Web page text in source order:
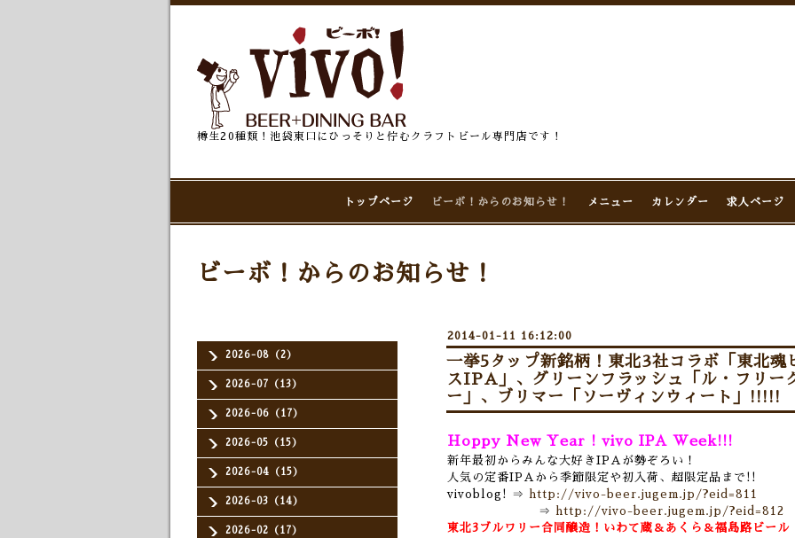
樽生20種類！池袋東口にひっそりと佇むクラフトビール専門店です！
トップページ ビーボ！からのお知らせ！ メニュー カレンダー 求人ページ
2026-08（2）
2026-07（13）
2026-06（17）
2026-05（15）
2026-04（15）
2026-03（14）
2026-02（17）
ビーボ！からのお知らせ！
2014-01-11 16:12:00
一挙5タップ新銘柄！東北3社コラボ「東北魂
スIPA」、グリーンフラッシュ「ル・フリー
ー」、ブリマー「ソーヴィンウィート」!!!!!
Hoppy New Year ! vivo IPA Week!!!
新年最初からみんな大好きIPAが勢ぞろい！
人気の定番IPAから季節限定や初入荷、超限定品まで!!
vivoblog! ⇒
http://vivo-beer.jugem.jp/?eid=811
⇒
http://vivo-beer.jugem.jp/?eid=812
東北3ブルワリー合同醸造！いわて蔵＆あくら＆福島路ビー